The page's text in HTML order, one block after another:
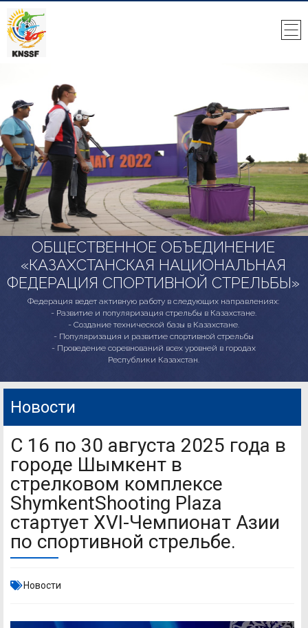
ОБЩЕСТВЕННОЕ ОБЪЕДИНЕНИЕ
«КАЗАХСТАНСКАЯ НАЦИОНАЛЬНАЯ
ФЕДЕРАЦИЯ СПОРТИВНОЙ СТРЕЛЬБЫ»
Федерация ведет активную работу в следующих направлениях:
- Развитие и популяризация стрельбы в Казахстане.
- Создание технической базы в Казахстане.
- Популяризация и развитие спортивной стрельбы
- Проведение соревнований всех уровней в городах
Республики Казахстан.
Новости
С 16 по 30 августа 2025 года в
городе Шымкент в
стрелковом комплексе
ShymkentShooting Plaza
стартует XVI-Чемпионат Азии
по спортивной стрельбе.
Новости